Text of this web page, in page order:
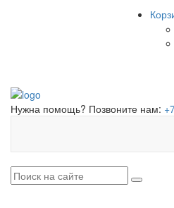
Нужна помощь? Позвоните нам: